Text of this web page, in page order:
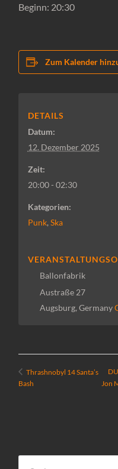
Beginn: 20:30
Zum Kalender
DETAILS
Datum:
12. Dezember 2025
Zeit:
20:00 - 02:30
Kategorien:
Punk, Ska
Ballonfabrik
Austraße 27
Augsburg, Germany
Thrashnobyl 14 Santa’s
Bash
Jon